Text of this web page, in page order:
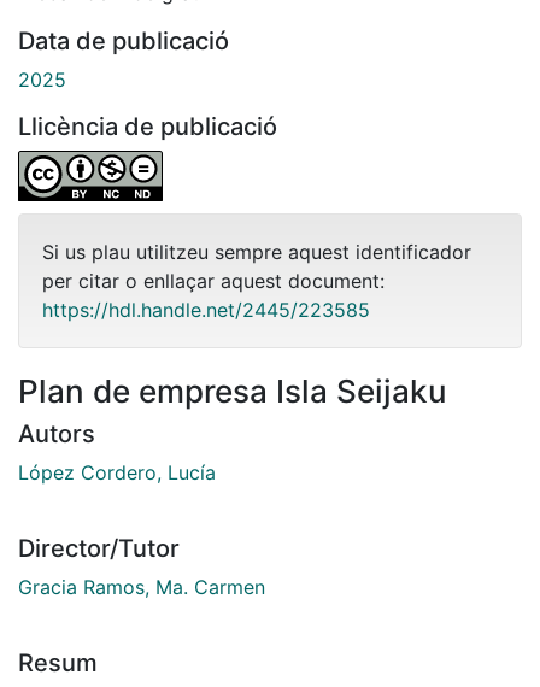
Data de publicació
2025
Llicència de publicació
Si us plau utilitzeu sempre aquest identificador
per citar o enllaçar aquest document:
https://hdl.handle.net/2445/223585
Plan de empresa Isla Seijaku
Autors
López Cordero, Lucía
Director/Tutor
Gracia Ramos, Ma. Carmen
Resum